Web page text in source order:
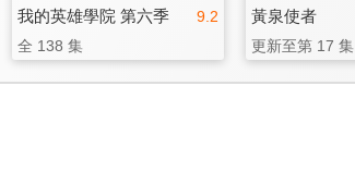
9.2
我的英雄學院 第六季
全 138 集
黃泉使者
更新至第 17 集